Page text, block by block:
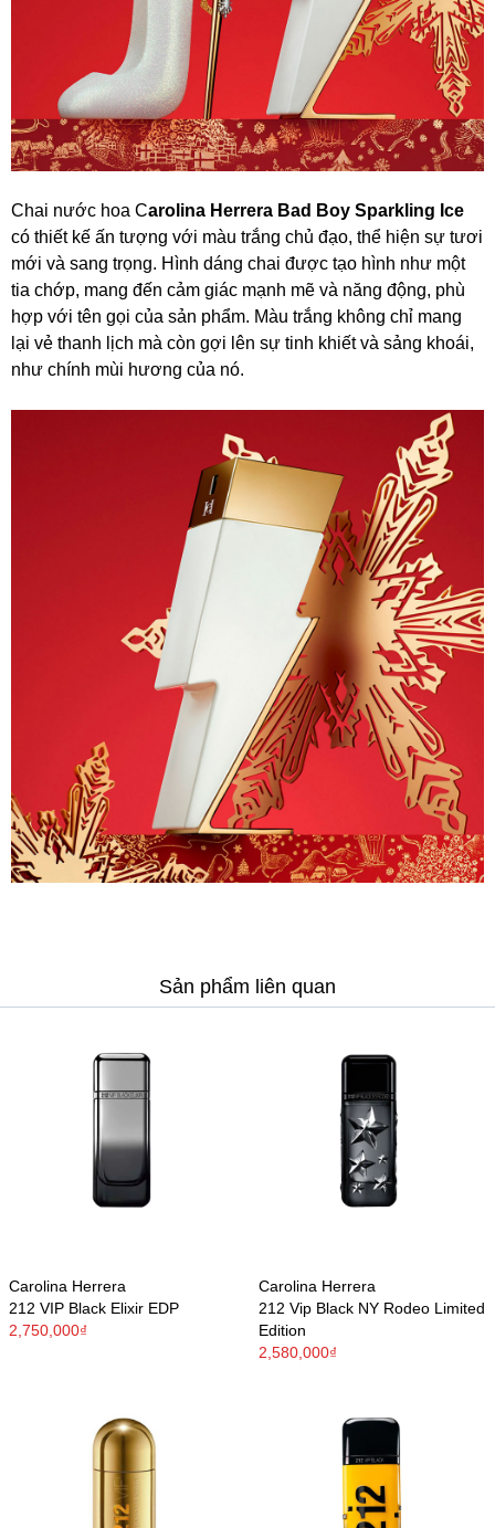
Chai nước hoa Carolina Herrera Bad Boy Sparkling Ice
có thiết kế ấn tượng với màu trắng chủ đạo, thể hiện sự tươi
mới và sang trọng. Hình dáng chai được tạo hình như một
tia chớp, mang đến cảm giác mạnh mẽ và năng động, phù
hợp với tên gọi của sản phẩm. Màu trắng không chỉ mang
lại vẻ thanh lịch mà còn gợi lên sự tinh khiết và sảng khoái,
như chính mùi hương của nó.
Sản phẩm liên quan
Carolina Herrera
212 VIP Black Elixir EDP
2,750,000₫
Carolina Herrera
212 Vip Black NY Rodeo Limited
Edition
2,580,000₫